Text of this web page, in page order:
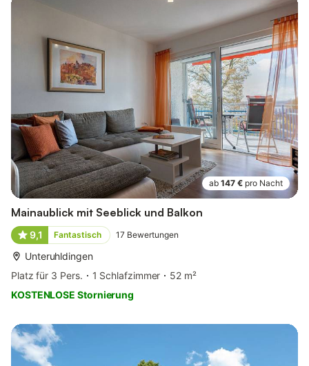
ab 147 € pro Nacht
Mainaublick mit Seeblick und Balkon
9,1 Fantastisch 17 Bewertungen
Unteruhldingen
Platz für 3 Pers.
1 Schlafzimmer
52 m²
KOSTENLOSE Stornierung